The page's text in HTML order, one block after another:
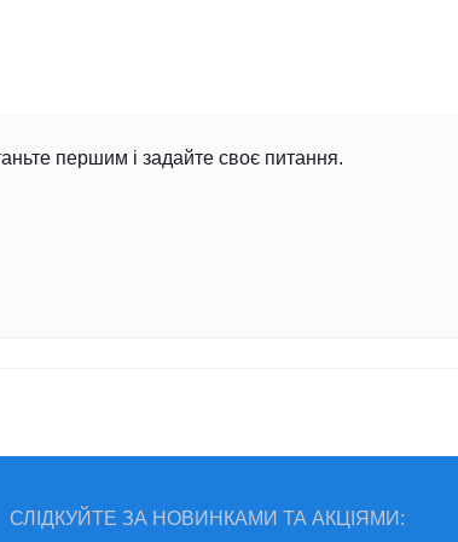
першим і задайте своє питання.
СЛІДКУЙТЕ ЗА НОВИНКАМИ ТА АКЦІЯМИ: